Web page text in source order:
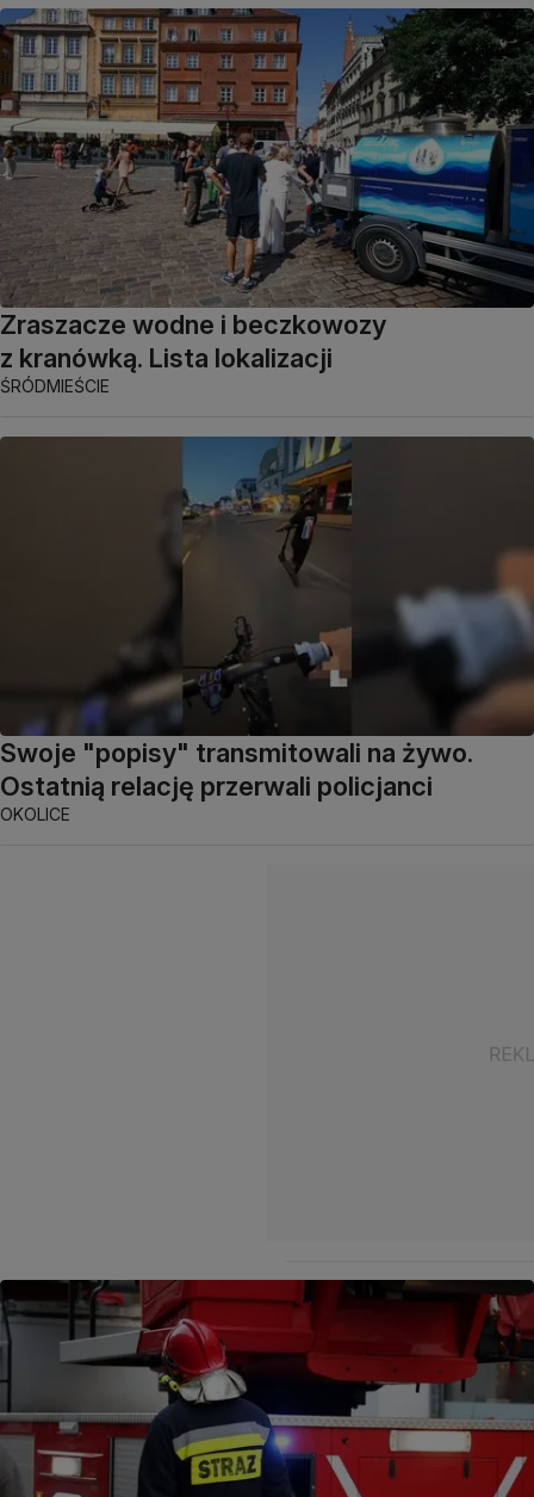
Zraszacze wodne i beczkowozy
z kranówką. Lista lokalizacji
ŚRÓDMIEŚCIE
Swoje "popisy" transmitowali na żywo.
Ostatnią relację przerwali policjanci
OKOLICE